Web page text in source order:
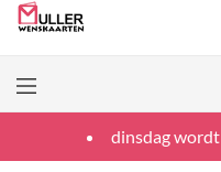
dinsdag